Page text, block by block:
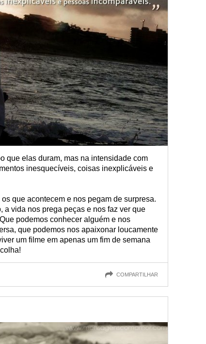
que elas duram, mas na intensidade com
inesquecíveis, coisas inexplicáveis e
que acontecem e nos pegam de surpresa.
a vida nos prega peças e nos faz ver que
podemos conhecer alguém e nos
que podemos nos apaixonar loucamente
um filme em apenas um fim de semana
COMPARTILHAR